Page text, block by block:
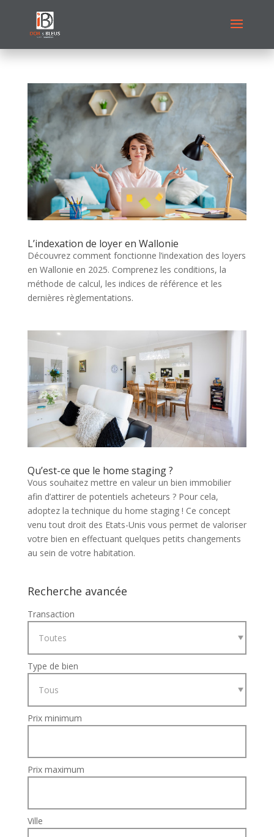
L’indexation de loyer en Wallonie
Découvrez comment fonctionne l’indexation des loyers
en Wallonie en 2025. Comprenez les conditions, la
méthode de calcul, les indices de référence et les
dernières règlementations.
Qu’est-ce que le home staging ?
Vous souhaitez mettre en valeur un bien immobilier
afin d’attirer de potentiels acheteurs ? Pour cela,
adoptez la technique du home staging ! Ce concept
venu tout droit des Etats-Unis vous permet de valoriser
votre bien en effectuant quelques petits changements
au sein de votre habitation.
Recherche avancée
Transaction
Type de bien
Prix minimum
Prix maximum
Ville